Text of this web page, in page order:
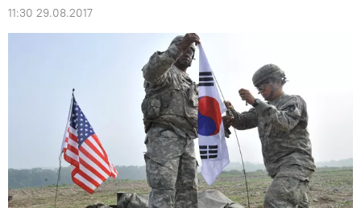
11:30 29.08.2017